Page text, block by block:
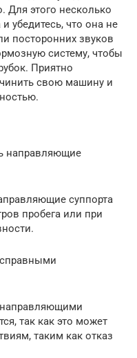
Для этого несколько
убедитесь, что она не
посторонних звуков
систему, чтобы
Приятно
свою машину и
направляющие
суппорта
пробега или при
так как это может
таким как отказ